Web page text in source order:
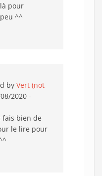
pour
^^
by Vert (not
2020 -
fais bien de
le lire pour